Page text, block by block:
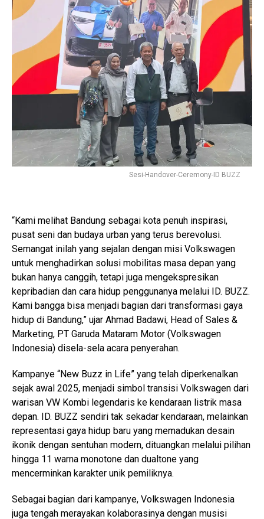
Sesi-Handover-Ceremony-ID BUZZ
“Kami melihat Bandung sebagai kota penuh inspirasi,
pusat seni dan budaya urban yang terus berevolusi.
Semangat inilah yang sejalan dengan misi Volkswagen
untuk menghadirkan solusi mobilitas masa depan yang
bukan hanya canggih, tetapi juga mengekspresikan
kepribadian dan cara hidup penggunanya melalui ID. BUZZ.
Kami bangga bisa menjadi bagian dari transformasi gaya
hidup di Bandung,” ujar Ahmad Badawi, Head of Sales &
Marketing, PT Garuda Mataram Motor (Volkswagen
Indonesia) disela-sela acara penyerahan.
Kampanye “New Buzz in Life” yang telah diperkenalkan
sejak awal 2025, menjadi simbol transisi Volkswagen dari
warisan VW Kombi legendaris ke kendaraan listrik masa
depan. ID. BUZZ sendiri tak sekadar kendaraan, melainkan
representasi gaya hidup baru yang memadukan desain
ikonik dengan sentuhan modern, dituangkan melalui pilihan
hingga 11 warna monotone dan dualtone yang
mencerminkan karakter unik pemiliknya.
Sebagai bagian dari kampanye, Volkswagen Indonesia
juga tengah merayakan kolaborasinya dengan musisi